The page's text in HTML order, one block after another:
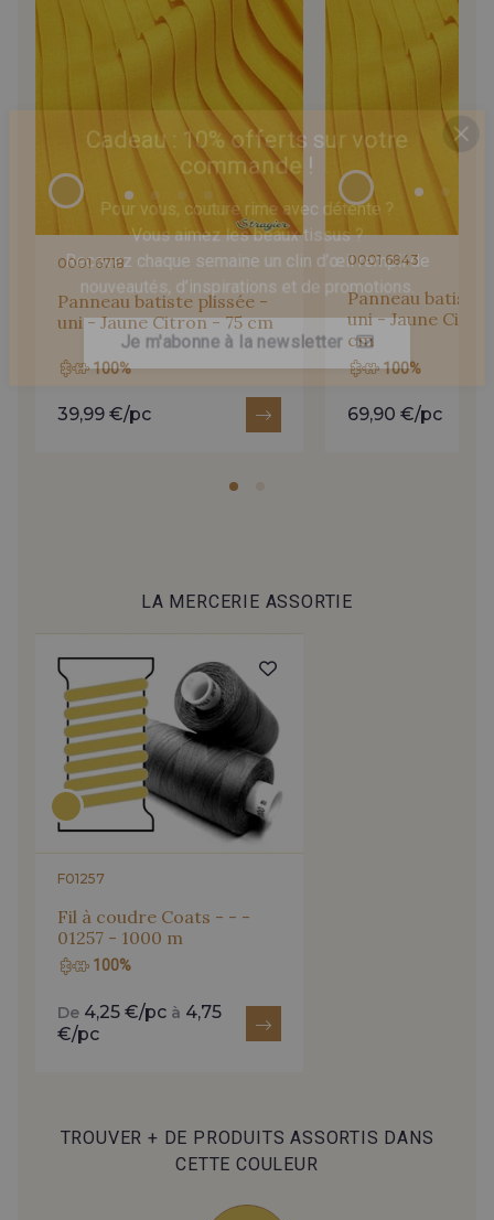
63 - Bleu Nuage
78 - Coquelicot
0001 6718
Panneau batiste plissée -
uni - Jaune Citron - 75 cm
100%
39,99 €/pc
0001 6843
Panneau batiste
uni - Jaune
cm
100%
69,90 €/pc
LA MERCERIE ASSORTIE
F01257
Fil à coudre Coats - - -
01257 - 1000 m
100%
De 4,25 €/pc à 4,75
€/pc
TROUVER + DE PRODUITS ASSORTIS DANS
CETTE COULEUR
Cadeau : 10% offerts sur votre
commande !
Pour vous, couture rime avec détente ?
Vous aimez les beaux tissus ?
Recevez chaque semaine un clin d’œil rempli de
nouveautés, d’inspirations et de promotions.
Je m'abonne à la newsletter